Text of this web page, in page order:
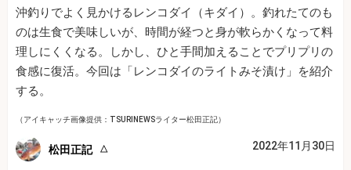
沖釣りでよく見かけるレンコダイ（キダイ）。釣れたてのも
のは生食で美味しいが、時間が経つと身が軟らかくなって料
理しにくくなる。しかし、ひと手間加えることでプリプリの
食感に復活。今回は「レンコダイのライトみそ漬け」を紹介
する。
（アイキャッチ画像提供：TSURINEWSライター松田正記）
松田正記 2022年11月30日